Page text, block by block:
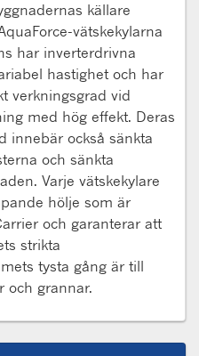
källare
vätskekylarna
har inverterdrivna
hastighet och har
verkningsgrad vid
med hög effekt. Deras
innebär också sänkta
och sänkta
Varje vätskekylare
hölje som är
och garanterar att
strikta
tysta gång är till
och grannar.